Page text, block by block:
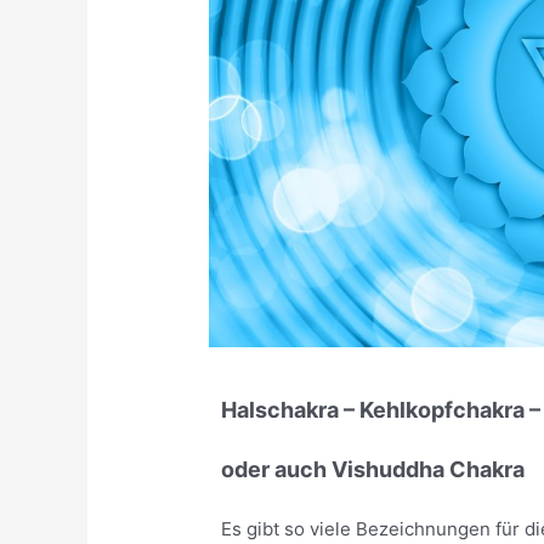
Halschakra – Kehlkopfchakra
oder auch Vishuddha Chakra
Es gibt so viele Bezeichnungen für